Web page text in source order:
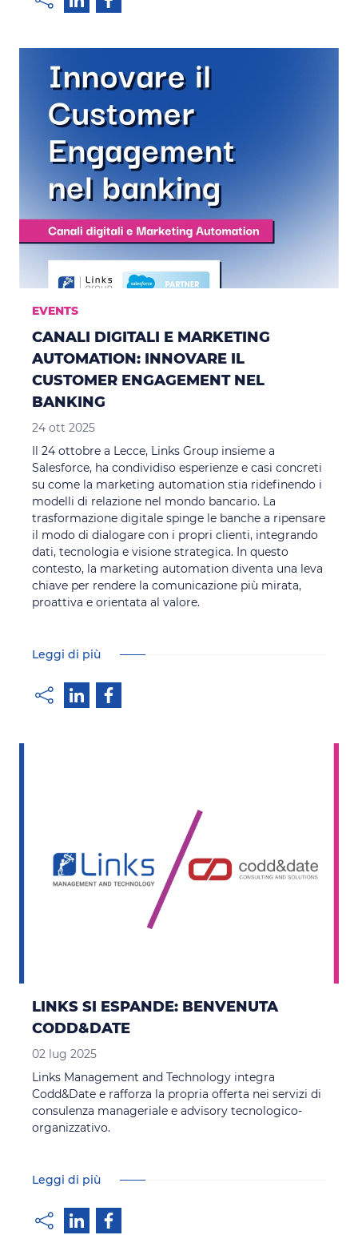
EVENTS
CANALI DIGITALI E MARKETING
AUTOMATION: INNOVARE IL
CUSTOMER ENGAGEMENT NEL
BANKING
24 ott 2025
Il 24 ottobre a Lecce, Links Group insieme a
Salesforce, ha condividiso esperienze e casi concreti
su come la marketing automation stia ridefinendo i
modelli di relazione nel mondo bancario. La
trasformazione digitale spinge le banche a ripensare
il modo di dialogare con i propri clienti, integrando
dati, tecnologia e visione strategica. In questo
contesto, la marketing automation diventa una leva
chiave per rendere la comunicazione più mirata,
proattiva e orientata al valore.
Leggi di più
LINKS SI ESPANDE: BENVENUTA
CODD&DATE
02 lug 2025
Links Management and Technology integra
Codd&Date e rafforza la propria offerta nei servizi di
consulenza manageriale e advisory tecnologico-
organizzativo.
Leggi di più